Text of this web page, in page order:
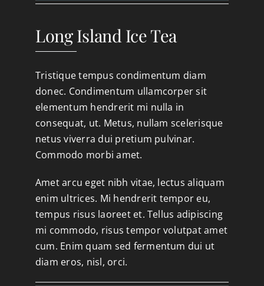
Long Island Ice Tea
Tristique tempus condimentum diam
donec. Condimentum ullamcorper sit
elementum hendrerit mi nulla in
consequat, ut. Metus, nullam scelerisque
netus viverra dui pretium pulvinar.
Commodo morbi amet.
Amet arcu eget nibh vitae, lectus aliquam
enim ultrices. Mi hendrerit tempor eu,
tempus risus laoreet et. Tellus adipiscing
mi commodo, risus tempor volutpat amet
cum. Enim quam sed fermentum dui ut
diam eros, nisl, orci.